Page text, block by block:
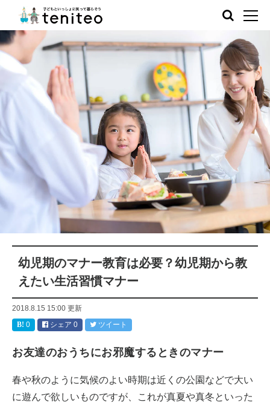
幼児期のマナー教育は必要？幼児期から教
えたい生活習慣マナー
2018.8.15 15:00 更新
0
シェア 0 ツイート
お友達のおうちにお邪魔するときのマナー
春や秋のように気候のよい時期は近くの公園などで大い
に遊んで欲しいものですが、これが真夏や真冬といった